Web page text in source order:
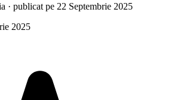
· publicat pe 22 Septembrie 2025
2025